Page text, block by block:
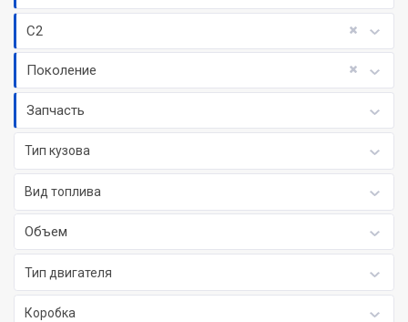
C2
Поколение
Запчасть
Тип кузова
Вид топлива
Объем
Тип двигателя
Коробка